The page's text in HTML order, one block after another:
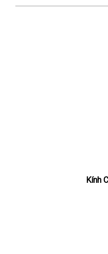
Kính